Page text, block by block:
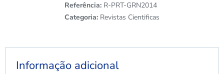
Referência: R-PRT-GRN2014
Categoria: Revistas Cientificas
Informação adicional